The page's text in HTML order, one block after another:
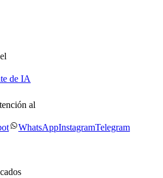
de IA
al
WhatsAppInstagramTelegram